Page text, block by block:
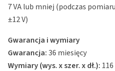
7 VA lub mniej (podczas
±12 V)
Gwarancja i wymiary
Gwarancja:36 miesięcy
Wymiary (wys. x szer. x dł.):